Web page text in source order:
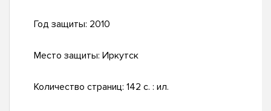
Год защиты: 2010
Место защиты: Иркутск
Количество страниц: 142 с. : ил.